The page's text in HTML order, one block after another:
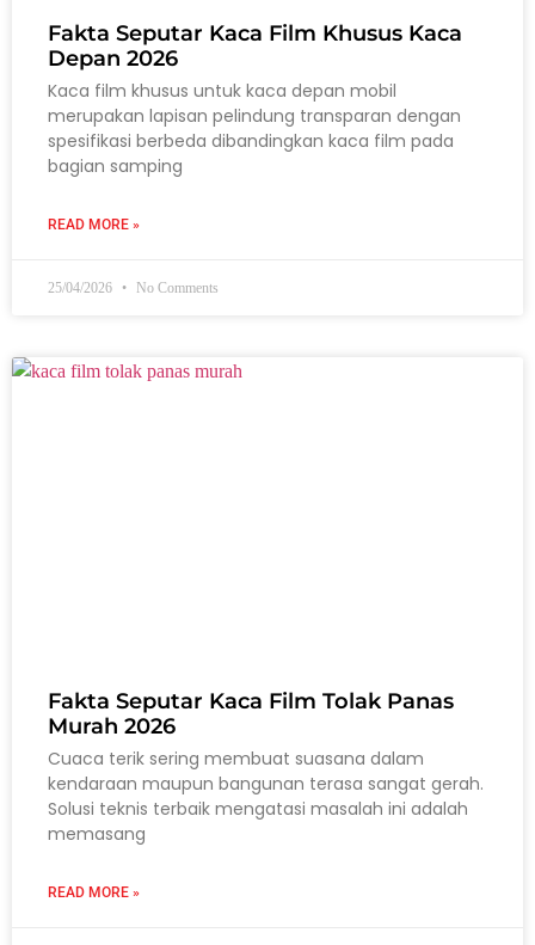
Fakta Seputar Kaca Film Khusus Kaca
Depan 2026
Kaca film khusus untuk kaca depan mobil
merupakan lapisan pelindung transparan dengan
spesifikasi berbeda dibandingkan kaca film pada
bagian samping
READ MORE »
25/04/2026 No Comments
Fakta Seputar Kaca Film Tolak Panas
Murah 2026
Cuaca terik sering membuat suasana dalam
kendaraan maupun bangunan terasa sangat gerah.
Solusi teknis terbaik mengatasi masalah ini adalah
memasang
READ MORE »